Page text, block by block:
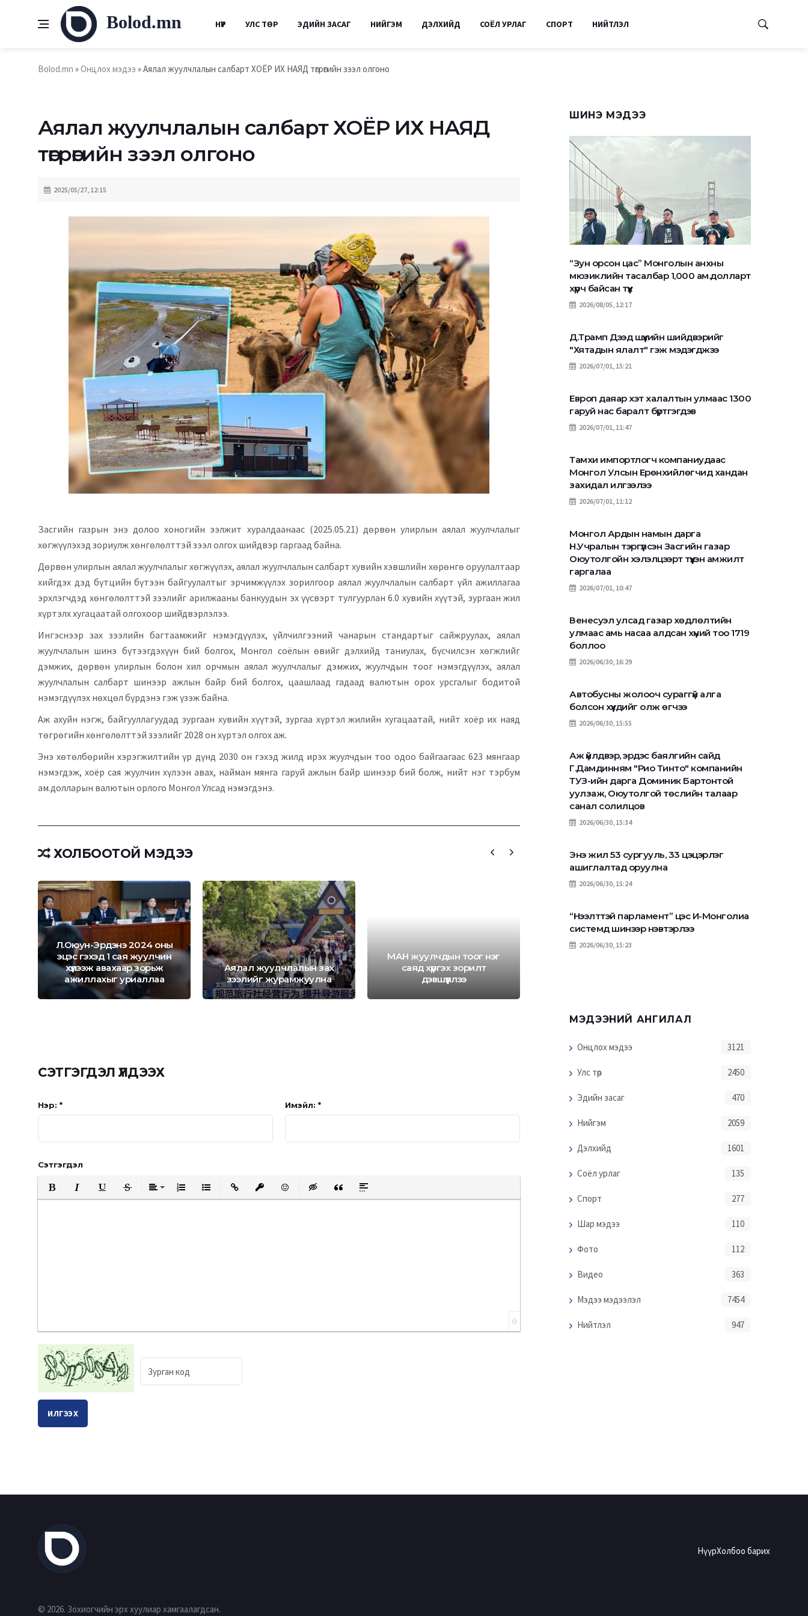
Bolod.mn НҮҮР УЛС ТӨР ЭДИЙН ЗАСАГ НИЙГЭМ ДЭЛХИЙД СОЁЛ УРЛАГ СПОРТ НИЙТЛЭЛ
Bolod.mn »Онцлох мэдээ » Аялал жуулчлалын салбарт ХОЁР ИХ НАЯД төгрөгийн зээл олгоно
Аялал жуулчлалын салбарт ХОЁР ИХ НАЯД
төгрөгийн зээл олгоно
2025/05/27, 12:15
Засгийн газрын энэ долоо хоногийн ээлжит хуралдаанаас (2025.05.21) дөрвөн улирлын аялал жуулчлалыг
хөгжүүлэхэд зориулж хөнгөлөлттэй зээл олгох шийдвэр гаргаад байна.
Дөрвөн улирлын аялал жуулчлалыг хөгжүүлэх, аялал жуулчлалын салбарт хувийн хэвшлийн хөрөнгө оруулалтаар
хийгдэх дэд бүтцийн бүтээн байгуулалтыг эрчимжүүлэх зорилгоор аялал жуулчлалын салбарт үйл ажиллагаа
эрхлэгчдэд хөнгөлөлттэй зээлийг арилжааны банкуудын эх үүсвэрт тулгуурлан 6.0 хувийн хүүтэй, зургаан жил
хүртэлх хугацаатай олгохоор шийдвэрлэлээ.
Ингэснээр зах зээлийн багтаамжийг нэмэгдүүлэх, үйлчилгээний чанарын стандартыг сайжруулах, аялал
жуулчлалын шинэ бүтээгдэхүүн бий болгох, Монгол соёлын өвийг дэлхийд таниулах, бүсчилсэн хөгжлийг
дэмжих, дөрвөн улирлын болон хил орчмын аялал жуулчлалыг дэмжих, жуулчдын тоог нэмэгдүүлэх, аялал
жуулчлалын салбарт шинээр ажлын байр бий болгох, цаашлаад гадаад валютын орох урсгалыг бодитой
нэмэгдүүлэх нөхцөл бүрдэнэ гэж үзэж байна.
Аж ахуйн нэгж, байгууллагуудад зургаан хувийн хүүтэй, зургаа хүртэл жилийн хугацаатай, нийт хоёр их наяд
төгрөгийн хөнгөлөлттэй зээлийг 2028 он хүртэл олгох аж.
Энэ хөтөлбөрийн хэрэгжилтийн үр дүнд 2030 он гэхэд жилд ирэх жуулчдын тоо одоо байгаагаас 623 мянгаар
нэмэгдэж, хоёр сая жуулчин хүлээн авах, найман мянга гаруй ажлын байр шинээр бий болж, нийт нэг тэрбум
ам.долларын валютын орлого Монгол Улсад нэмэгдэнэ.
ХОЛБООТОЙ МЭДЭЭ
Л.Оюун-Эрдэнэ 2024 оны
эцэс гэхэд 1 сая жуулчин
хүлээж авахаар зорьж
ажиллахыг уриаллаа
Аялал жуулчлалын зах
зээлийг журамжуулна
МАН жуулчдын тоог нэг
саяд хүргэх зорилт
дэвшүүллээ
Хятад, Орос, Монгол
СЭТГЭГДЭЛ ҮЛДЭЭХ
Нэр: * Имэйл: *
Сэтгэгдэл
Bold Italic UnderlineStrikethrough
AlignOrdered ListUnordered List
Insert LinkInsert protected link
EmoticonsInsert hidden text
Insert QuoteInsert spoiler
0
ИЛГЭЭХ
ШИНЭ МЭДЭЭ
“Зун орсон цас” Монголын анхны
мюзиклийн тасалбар 1,000 ам.долларт
хүрч байсан түүх
2026/08/05, 12:17
Д.Трамп Дээд шүүхийн шийдвэрийг
"Хятадын ялалт" гэж мэдэгджээ
2026/07/01, 15:21
Европ даяар хэт халалтын улмаас 1300
гаруй нас баралт бүртгэгдэв
2026/07/01, 11:47
Тамхи импортлогч компаниудаас
Монгол Улсын Ерөнхийлөгчид хандан
захидал илгээлээ
2026/07/01, 11:12
Монгол Ардын намын дарга
Н.Учралын тэргүүлсэн Засгийн газар
Оюутолгойн хэлэлцээрт түүхэн амжилт
гаргалаа
2026/07/01, 10:47
Венесуэл улсад газар хөдлөлтийн
улмаас амь насаа алдсан хүний тоо 1719
боллоо
2026/06/30, 16:29
Автобусны жолооч сураггүй алга
болсон хүүхдийг олж өгчээ
2026/06/30, 15:55
Аж үйлдвэр, эрдэс баялгийн сайд
Г.Дамдинням "Рио Тинто" компанийн
ТУЗ-ийн дарга Доминик Бартонтой
уулзаж, Оюутолгой төслийн талаар
санал солилцов
2026/06/30, 15:34
Энэ жил 53 сургууль, 33 цэцэрлэг
ашиглалтад оруулна
2026/06/30, 15:24
“Нээлттэй парламент” цэс И-Монголиа
системд шинээр нэвтэрлээ
2026/06/30, 15:23
МЭДЭЭНИЙ АНГИЛАЛ
Онцлох мэдээ 3121
Улс төр 2450
Эдийн засаг 470
Нийгэм 2059
Дэлхийд 1601
Соёл урлаг 135
Спорт 277
Шар мэдээ 110
Фото 112
Видео 363
Мэдээ мэдээлэл 7454
Нийтлэл 947
НүүрХолбоо барих
© 2026. Зохиогчийн эрх хуулиар хамгаалагдсан.